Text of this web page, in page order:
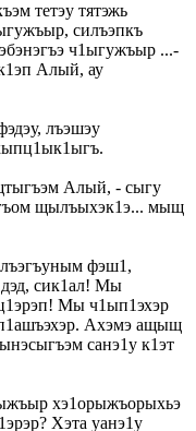
тетэу тятэжь
силъэпкъ
ч1ыгужъыр ...-
Алый, ау
лъэшэу
Алый, - сыгу
щылъыхэк1э... мыщ
фэш1,
сик1ал! Мы
Мы ч1ып1эхэр
Ахэмэ ащыщ
санэ1у к1эт
хэ1орыжъорыхьэ
Хэта уанэ1у